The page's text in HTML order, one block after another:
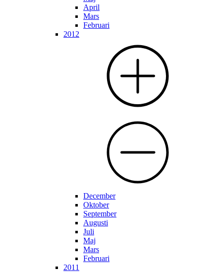
April
Mars
Februari
2012
December
Oktober
September
Augusti
Juli
Maj
Mars
Februari
2011